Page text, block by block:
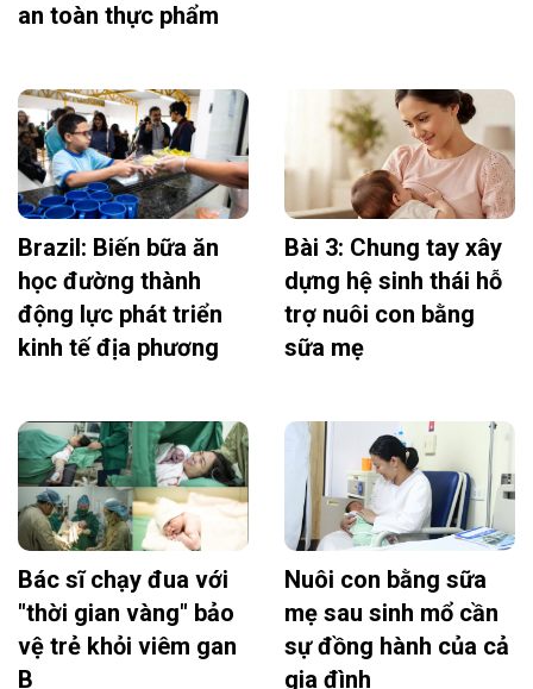
an toàn thực phẩm
Brazil: Biến bữa ăn
học đường thành
động lực phát triển
kinh tế địa phương
Bài 3: Chung tay xây
dựng hệ sinh thái hỗ
trợ nuôi con bằng
sữa mẹ
Bác sĩ chạy đua với
"thời gian vàng" bảo
vệ trẻ khỏi viêm gan
B
Nuôi con bằng sữa
mẹ sau sinh mổ cần
sự đồng hành của cả
gia đình